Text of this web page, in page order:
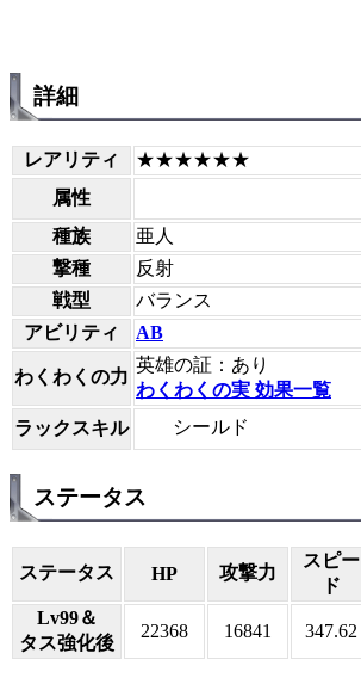
詳細
レアリティ
★★★★★★
属性
種族
亜人
撃種
反射
戦型
バランス
アビリティ
AB
わくわくの力
英雄の証：あり
わくわくの実 効果一覧
ラックスキル
シールド
ステータス
ステータス HP 攻撃力
スピー
ド
Lv99＆
タス強化後
22368 16841 347.62